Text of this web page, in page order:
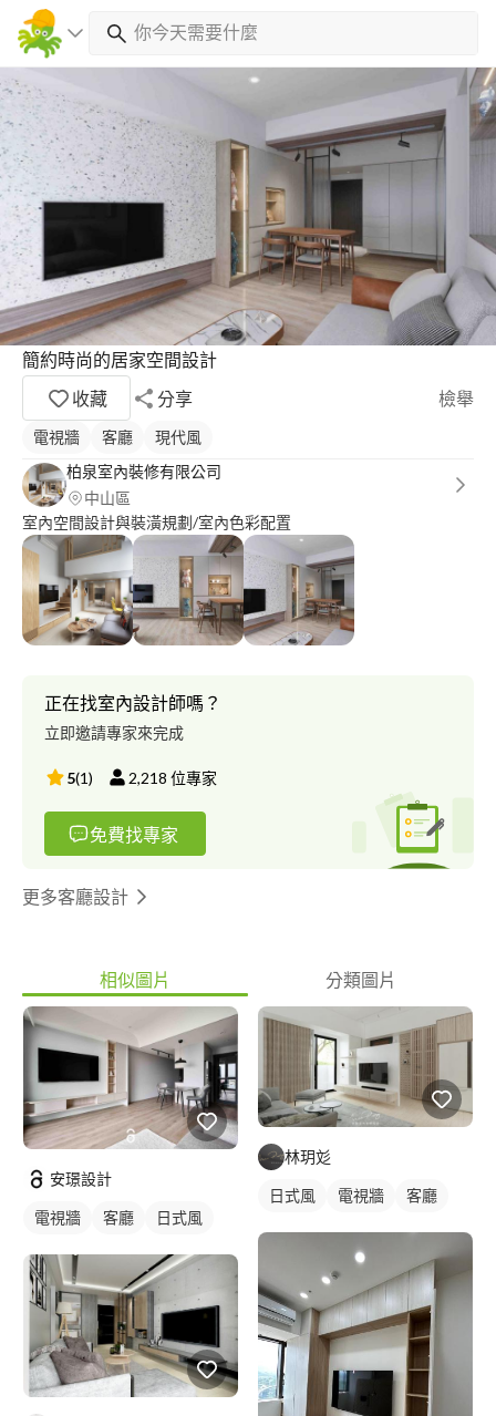
簡約時尚的居家空間設計
收藏
分享 檢舉
電視牆 客廳
現代風
柏泉室內裝修有限公司
中山區
室內空間設計與裝潢規劃/室內色彩配置
正在找室內設計師嗎？
立即邀請專家來完成
5(1) 2,218 位專家
免費找專家
更多客廳設計
相似圖片 分類圖片
安璟設計
電視牆 客廳 日式風
林玥彣
日式風 電視牆 客廳